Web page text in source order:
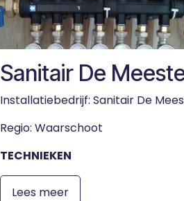
Sanitair De
Installatiebedrijf: Sanitair De
Regio: Waarschoot
TECHNIEKEN
Lees meer